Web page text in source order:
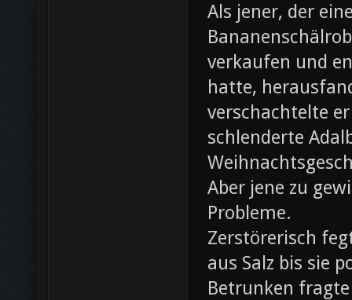
Als jener, der
verkaufen und
hatte,
verschachtelte
schlenderte
Aber jene zu
Probleme.
Zerstörerisch
aus Salz bis sie
Betrunken